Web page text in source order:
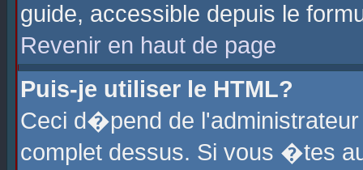
guide, accessible depuis le
Revenir en haut de page
Puis-je utiliser le HTML?
Ceci d�pend de
complet dessus. Si vous �tes